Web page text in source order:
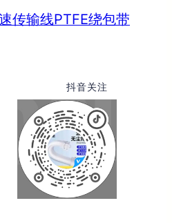
传输线PTFE绕包带
抖音关注